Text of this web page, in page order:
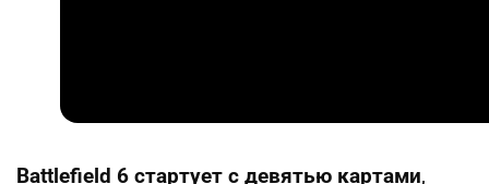
Battlefield 6 стартует с девятью картами,